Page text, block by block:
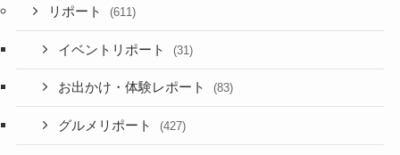
リポート (611)
イベントリポート (31)
お出かけ・体験レポート (83)
グルメリポート (427)